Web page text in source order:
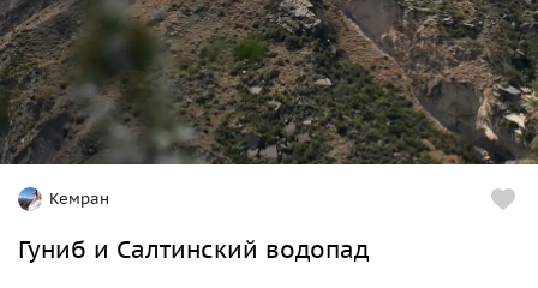
Кемран
Гуниб и Салтинский водопад